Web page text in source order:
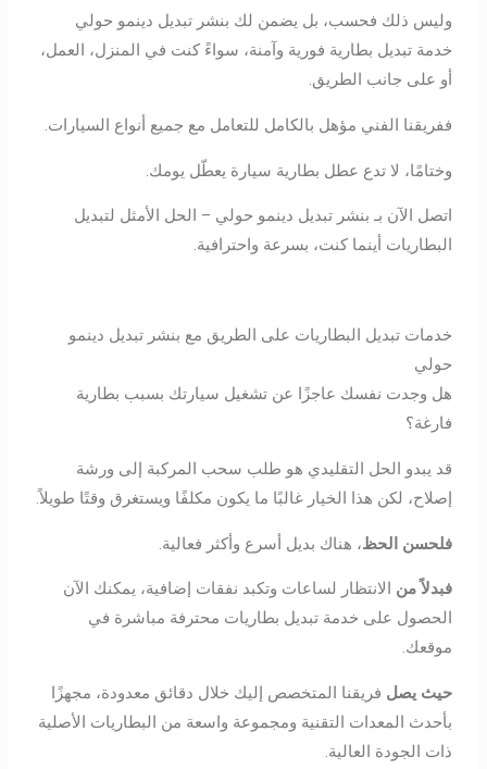
وليس ذلك فحسب، بل يضمن لك بنشر تبديل دينمو حولي
خدمة تبديل بطارية فورية وآمنة، سواءً كنت في المنزل، العمل،
أو على جانب الطريق.
ففريقنا الفني مؤهل بالكامل للتعامل مع جميع أنواع السيارات.
وختامًا، لا تدع عطل بطارية سيارة يعطّل يومك.
اتصل الآن بـ بنشر تبديل دينمو حولي – الحل الأمثل لتبديل
البطاريات أينما كنت، بسرعة واحترافية.
خدمات تبديل البطاريات على الطريق مع بنشر تبديل دينمو
حولي
هل وجدت نفسك عاجزًا عن تشغيل سيارتك بسبب بطارية
فارغة؟
قد يبدو الحل التقليدي هو طلب سحب المركبة إلى ورشة
إصلاح، لكن هذا الخيار غالبًا ما يكون مكلفًا ويستغرق وقتًا طويلاً.
فلحسن الحظ، هناك بديل أسرع وأكثر فعالية.
فبدلاً من الانتظار لساعات وتكبد نفقات إضافية، يمكنك الآن
الحصول على خدمة تبديل بطاريات محترفة مباشرة في
موقعك.
حيث يصل فريقنا المتخصص إليك خلال دقائق معدودة، مجهزًا
بأحدث المعدات التقنية ومجموعة واسعة من البطاريات الأصلية
ذات الجودة العالية.